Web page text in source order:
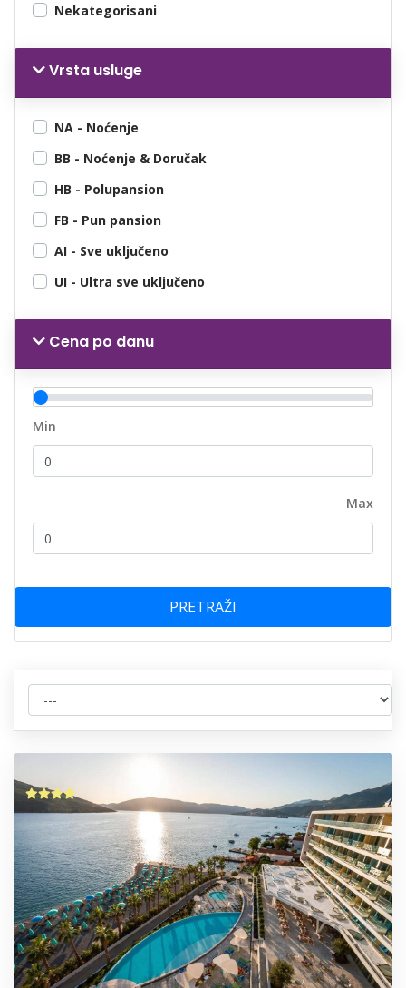
Nekategorisani
Vrsta usluge
NA - Noćenje
BB - Noćenje & Doručak
HB - Polupansion
FB - Pun pansion
AI - Sve uključeno
UI - Ultra sve uključeno
Cena po danu
Min
Max